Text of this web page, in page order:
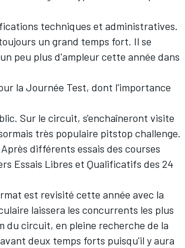
techniques et administratives.
un grand temps fort. Il se
peu plus d'ampleur cette année dans
la Journée Test, dont l'importance
Sur le circuit, s'enchaîneront visite
très populaire pitstop challenge.
différents essais des courses
Essais Libres et Qualificatifs des 24
est revisité cette année avec la
laissera les concurrents les plus
du circuit, en pleine recherche de la
deux temps forts puisqu'il y aura